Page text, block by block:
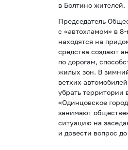
в Болтино жителей.
Председатель
с «автохламом» в
находятся на
средства создают
по дорогам,
жилых зон. В
ветхих
убрать территории
«Одинцовское
занимают
ситуацию на
и довести вопрос